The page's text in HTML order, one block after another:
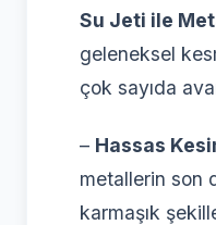
Su Jeti ile
geleneksel
çok sayıda
– Hassas
metallerin son
karmaşık